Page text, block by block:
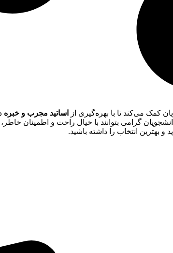
اساتید مجرب و خبره
گرامی بتوانند با خیال راحت و اطمینان
بهترین انتخاب را داشته باشید.